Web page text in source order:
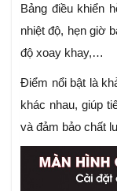
Bảng điều khiển
nhiệt độ, hẹn giờ
độ xoay khay,…
Điểm nổi bật là
khác nhau, giúp
và đảm bảo chất